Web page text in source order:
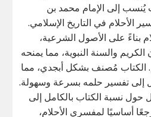
يُنسب إلى الإمام محمد بن
الأحلام في التاريخ الإسلامي.
بناءً على الأصول الشرعية،
والسنة النبوية، مما يمنحه
الكتاب مُصنف بشكل أبجدي، مما
إلى تفسير حلمه بسرعة وسهولة.
نسبة الكتاب بالكامل إلى
أساسيًا لمفسري الأحلام،